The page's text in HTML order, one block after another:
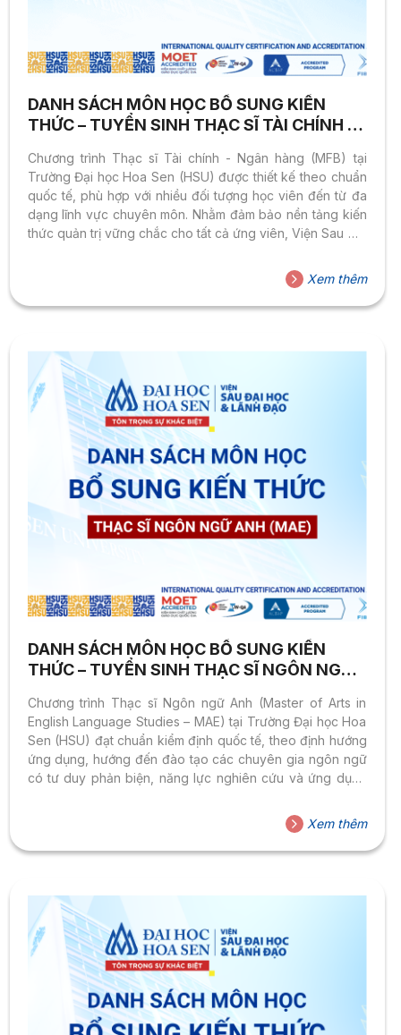
DANH SÁCH MÔN HỌC BỔ SUNG KIẾN
THỨC – TUYỂN SINH THẠC SĨ TÀI CHÍNH –
Chương trình Thạc sĩ Tài chính - Ngân hàng (MFB) tại
Trường Đại học Hoa Sen (HSU) được thiết kế theo chuẩn
quốc tế, phù hợp với nhiều đối tượng học viên đến từ đa
dạng lĩnh vực chuyên môn. Nhằm đảm bảo nền tảng kiến
thức quản trị vững chắc cho tất cả ứng viên, Viện Sau Đại
dành cho những thí sinh tốt nghiệp các ngành đại học
Xem thêm
DANH SÁCH MÔN HỌC BỔ SUNG KIẾN
THỨC – TUYỂN SINH THẠC SĨ NGÔN NGỮ
Chương trình Thạc sĩ Ngôn ngữ Anh (Master of Arts in
English Language Studies – MAE) tại Trường Đại học Hoa
Sen (HSU) đạt chuẩn kiểm định quốc tế, theo định hướng
ứng dụng, hướng đến đào tạo các chuyên gia ngôn ngữ
có tư duy phản biện, năng lực nghiên cứu và ứng dụng
quan đến ngôn ngữ và văn hóa quốc tế. Nhằm đảm bảo
nền tảng học thuật vững chắc cho ứng viên đến từ các
ngành học không thuộc khối ngôn ngữ, sư phạm tiếng
ngữ Anh
Xem thêm